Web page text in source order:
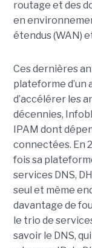
routage et des
en
étendus (WAN)
Ces dernières
plateforme d’un
d’accélérer les
décennies,
IPAM dont
connectées. En
fois sa
services DNS,
seul et même
davantage de
le trio de
savoir le DNS,